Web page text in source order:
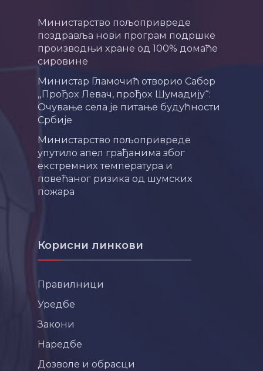
Министарство пољопривреде
поздравља нови програм подршке
производњи хране од 100% домаће
сировине
Министар Гламочић отворио Сабор
„Прођох Левач, прођох Шумадију“:
Очување села је питање будућности
Србије
Министарство пољопривреде
упутило апел грађанима због
екстремних температура и
повећаног ризика од шумских
пожара
Корисни линкови
Правилници
Уредбе
Закони
Наредбе
Дозволе и обрасци